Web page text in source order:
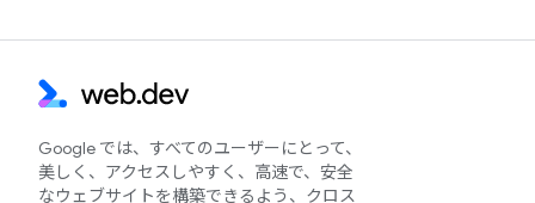
Google では、すべてのユーザーにとって、
美しく、アクセスしやすく、高速で、安全
なウェブサイトを構築できるよう、クロス